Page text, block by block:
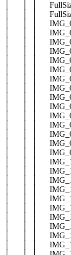
│ │ │
│ │ │
│ │ │
│ │ │
│ │ │
│ │ │
│ │ │
│ │ │
│ │ │
│ │ │
│ │ │
│ │ │
│ │ │
│ │ │
│ │ │
│ │ │
│ │ │
│ │ │
│ │ │
│ │ │
│ │ │
│ │ │
│ │ │
│ │ │
│ │ │
│ │ │
│ │ │